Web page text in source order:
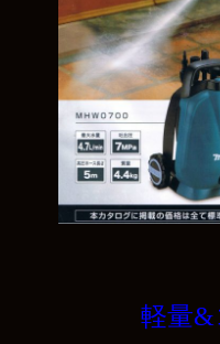
軽量&